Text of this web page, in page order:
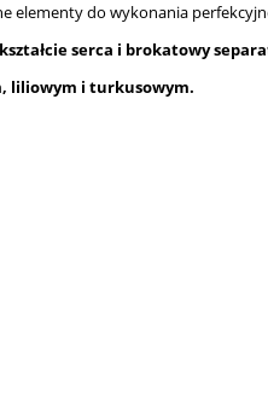
elementy do wykonania
serca i brokatowy
liliowym i turkusowym.